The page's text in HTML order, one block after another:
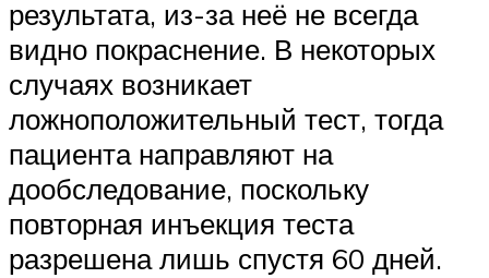
результата, из-за неё не всегда
видно покраснение. В некоторых
случаях возникает
ложноположительный тест, тогда
пациента направляют на
дообследование, поскольку
повторная инъекция теста
разрешена лишь спустя 60 дней.